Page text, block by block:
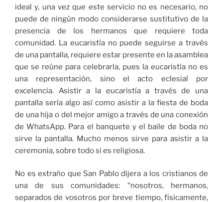
ideal y, una vez que este servicio no es necesario, no
puede de ningún modo considerarse sustitutivo de la
presencia de los hermanos que requiere toda
comunidad. La eucaristía no puede seguirse a través
de una pantalla, requiere estar presente en la asamblea
que se reúne para celebrarla, pues la eucaristía no es
una representación, sino el acto eclesial por
excelencia. Asistir a la eucaristía a través de una
pantalla sería algo así como asistir a la fiesta de boda
de una hija o del mejor amigo a través de una conexión
de WhatsApp. Para el banquete y el baile de boda no
sirve la pantalla. Mucho menos sirve para asistir a la
ceremonia, sobre todo si es religiosa.
No es extraño que San Pablo dijera a los cristianos de
una de sus comunidades: “nosotros, hermanos,
separados de vosotros por breve tiempo, físicamente,